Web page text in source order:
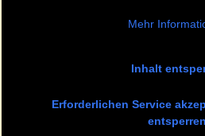
Mehr
Inhalt
Erforderlichen Service
entsperren